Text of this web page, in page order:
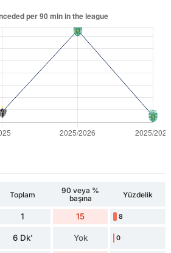
Toplam
90 veya %
başına
Yüzdelik
1 15 8
6 Dk' Yok 0